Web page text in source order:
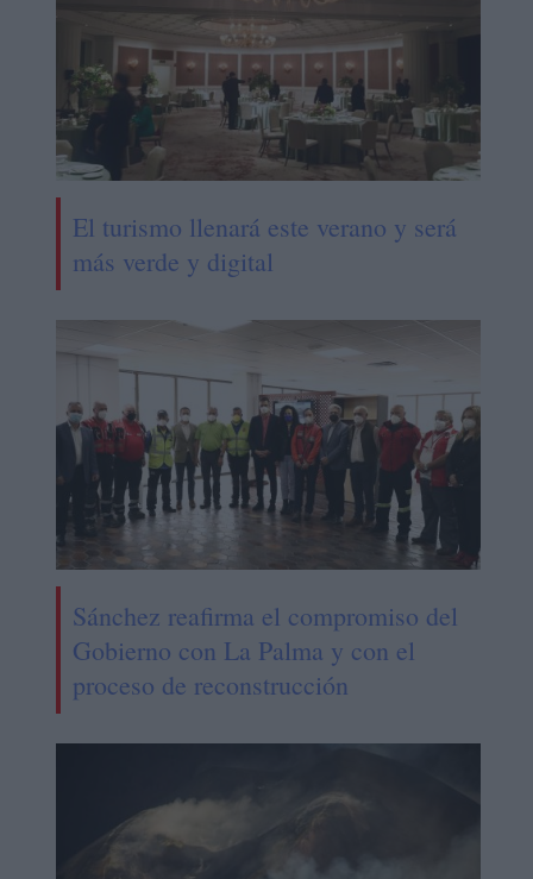
El turismo llenará este verano y será
más verde y digital
Sánchez reafirma el compromiso del
Gobierno con La Palma y con el
proceso de reconstrucción